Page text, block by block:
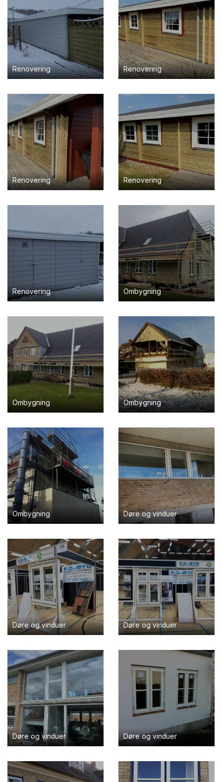
Renovering Renovering
Renovering Renovering
Renovering Ombygning
Ombygning Ombygning
Ombygning Døre og vinduer
Døre og vinduer Døre og vinduer
Døre og vinduer Døre og vinduer